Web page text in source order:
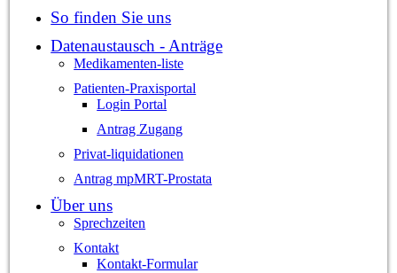
So finden Sie uns
Datenaustausch - Anträge
Medikamenten-liste
Patienten-Praxisportal
Login Portal
Antrag Zugang
Privat-liquidationen
Antrag mpMRT-Prostata
Über uns
Sprechzeiten
Kontakt
Kontakt-Formular